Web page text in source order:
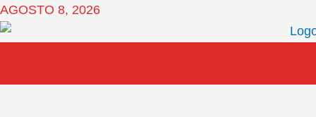
Ir
al
AGOSTO 8, 2026